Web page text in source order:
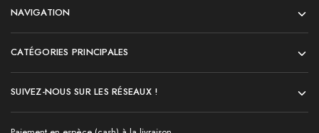
NAVIGATION
CATÉGORIES PRINCIPALES
SUIVEZ-NOUS SUR LES RÉSEAUX !